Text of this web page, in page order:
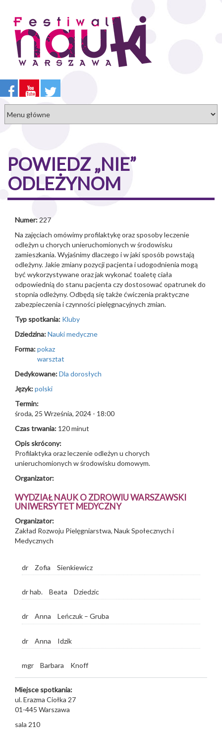
treści
POWIEDZ „NIE”
ODLEŻYNOM
Numer:227
Na zajęciach omówimy profilaktykę oraz sposoby leczenie
odleżyn u chorych unieruchomionych w środowisku
zamieszkania. Wyjaśnimy dlaczego i w jaki sposób powstają
odleżyny. Jakie zmiany pozycji pacjenta i udogodnienia mogą
być wykorzystywane oraz jak wykonać toaletę ciała
odpowiednią do stanu pacjenta czy dostosować opatrunek do
stopnia odleżyny. Odbędą się także ćwiczenia praktyczne
zabezpieczenia i czynności pielęgnacyjnych zmian.
Typ spotkania: Kluby
Dziedzina:Nauki medyczne
Forma:pokaz
warsztat
Dedykowane:Dla dorosłych
Język:polski
Termin:
środa, 25 Września, 2024 - 18:00
Czas trwania: 120 minut
Opis skrócony:
Profilaktyka oraz leczenie odleżyn u chorych
unieruchomionych w środowisku domowym.
Organizator:
WYDZIAŁ NAUK O ZDROWIU WARSZAWSKI
UNIWERSYTET MEDYCZNY
Organizator:
Zakład Rozwoju Pielęgniarstwa, Nauk Społecznych i
Medycznych
dr Zofia Sienkiewicz
dr hab. Beata Dziedzic
dr Anna Leńczuk – Gruba
dr Anna Idzik
mgr Barbara Knoff
Miejsce spotkania:
ul. Erazma Ciołka 27
01-445 Warszawa
sala 210